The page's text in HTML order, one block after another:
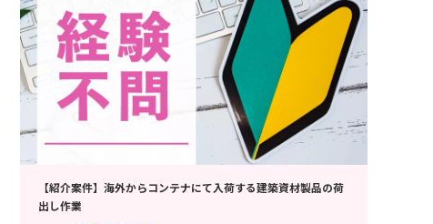
【紹介案件】海外からコンテナにて入荷する建築資材製品の荷
出し作業